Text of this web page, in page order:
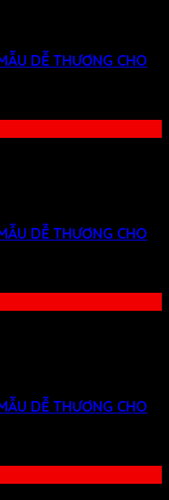
DỄ THƯƠNG CHO
DỄ THƯƠNG CHO
DỄ THƯƠNG CHO